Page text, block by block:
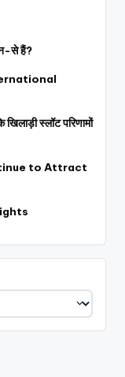
से हैं?
स्लॉट परिणामों
to Attract